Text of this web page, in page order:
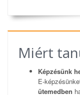
Miért
Képzésünk
E-
ütemedben